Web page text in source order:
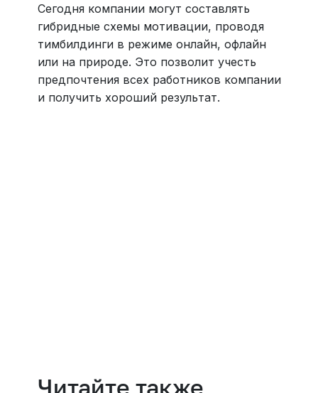
Сегодня компании могут составлять
гибридные схемы мотивации, проводя
тимбилдинги в режиме онлайн, офлайн
или на природе. Это позволит учесть
предпочтения всех работников компании
и получить хороший результат.
Читайте также